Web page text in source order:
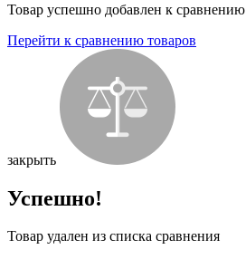
Товар успешно добавлен к сравнению
Перейти к сравнению товаров
закрыть
Успешно!
Товар удален из списка сравнения